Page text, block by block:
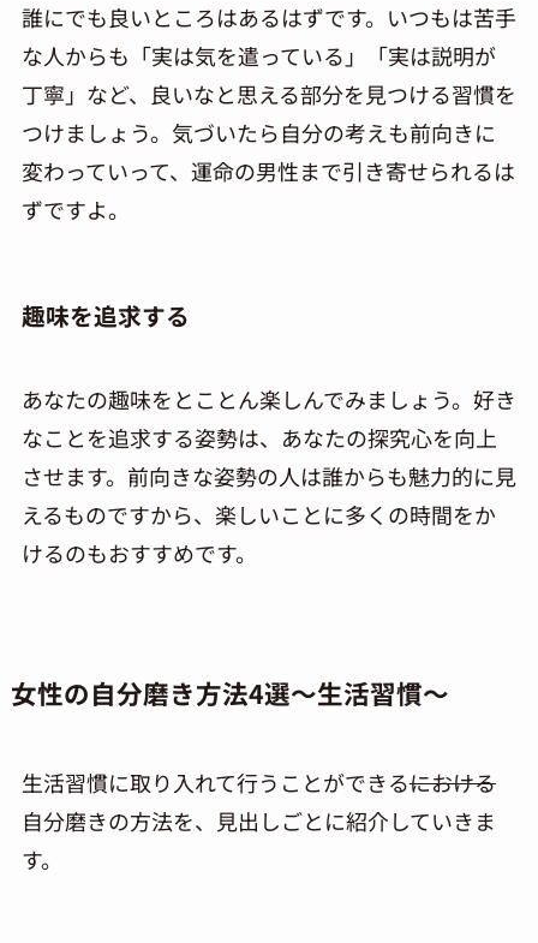
誰にでも良いところはあるはずです。いつもは苦手
な人からも「実は気を遣っている」「実は説明が
丁寧」など、良いなと思える部分を見つける習慣を
つけましょう。気づいたら自分の考えも前向きに
変わっていって、運命の男性まで引き寄せられるは
ずですよ。
趣味を追求する
あなたの趣味をとことん楽しんでみましょう。好き
なことを追求する姿勢は、あなたの探究心を向上
させます。前向きな姿勢の人は誰からも魅力的に見
えるものですから、楽しいことに多くの時間をか
けるのもおすすめです。
女性の自分磨き方法4選～生活習慣～
生活習慣に取り入れて行うことができるにおける
自分磨きの方法を、見出しごとに紹介していきま
す。